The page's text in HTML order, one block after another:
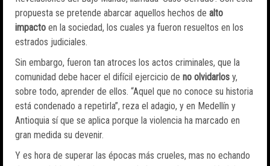
propuesta se pretende abarcar aquellos hechos de alto
impacto en la sociedad, los cuales ya fueron resueltos en los
estrados judiciales.
Sin embargo, fueron tan atroces los actos criminales, que la
comunidad debe hacer el difícil ejercicio de no olvidarlos y,
sobre todo, aprender de ellos. “Aquel que no conoce su historia
está condenado a repetirla”, reza el adagio, y en Medellín y
Antioquia sí que se aplica porque la violencia ha marcado en
gran medida su devenir.
Y es hora de superar las épocas más crueles, mas no echando